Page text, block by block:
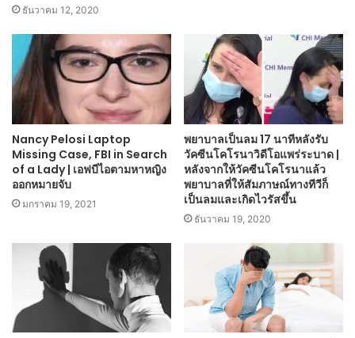
ธันวาคม 12, 2020
Nancy Pelosi Laptop
Missing Case, FBI in Search
of a Lady | เอฟบีไอตามหาหญิง
ออกหมายจับ
มกราคม 19, 2021
พยาบาลเป็นลม 17 นาทีหลังรับ
วัคซีนโคโรนาวิดีโอแพร่ระบาด |
หลังจากให้วัคซีนโคโรนาแล้ว
พยาบาลที่ให้สัมภาษณ์ทางทีวีก็
เป็นลมและเกิดไวรัสขึ้น
ธันวาคม 19, 2020